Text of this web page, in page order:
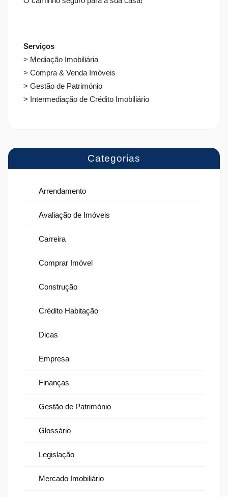
Serviços
> Mediação Imobiliária
> Compra & Venda Imóveis
> Gestão de Património
> Intermediação de Crédito Imobiliário
Categorias
Arrendamento
Avaliação de Imóveis
Carreira
Comprar Imóvel
Construção
Crédito Habitação
Dicas
Empresa
Finanças
Gestão de Património
Glossário
Legislação
Mercado Imobiliário